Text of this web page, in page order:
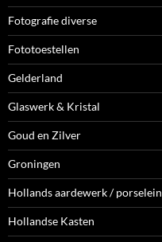
Fotografie diverse
Fototoestellen
Gelderland
Glaswerk & Kristal
Goud en Zilver
Groningen
Hollands aardewerk / porselein
Hollandse Kasten